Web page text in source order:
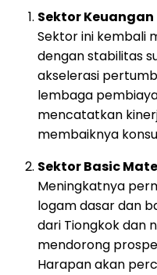
SektorKeuangan
Sektorini kembali
denganstabilitas
akselerasi
lembaga
mencatatkan
membaiknya
SektorBasic
Meningkatnya
logamdasardan
dari Tiongkokdan
mendorong
Harapanakan